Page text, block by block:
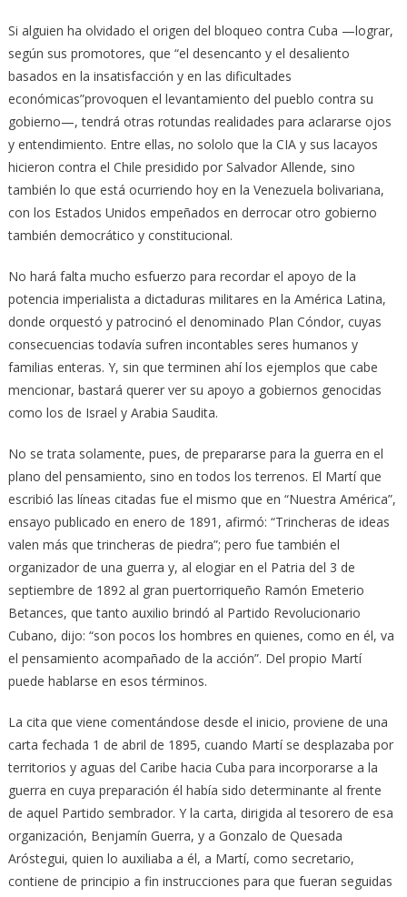
Si alguien ha olvidado el origen del bloqueo contra Cuba —lograr,
según sus promotores, que “el desencanto y el desaliento
basados en la insatisfacción y en las dificultades
económicas”provoquen el levantamiento del pueblo contra su
gobierno—, tendrá otras rotundas realidades para aclararse ojos
y entendimiento. Entre ellas, no sololo que la CIA y sus lacayos
hicieron contra el Chile presidido por Salvador Allende, sino
también lo que está ocurriendo hoy en la Venezuela bolivariana,
con los Estados Unidos empeñados en derrocar otro gobierno
también democrático y constitucional.
No hará falta mucho esfuerzo para recordar el apoyo de la
potencia imperialista a dictaduras militares en la América Latina,
donde orquestó y patrocinó el denominado Plan Cóndor, cuyas
consecuencias todavía sufren incontables seres humanos y
familias enteras. Y, sin que terminen ahí los ejemplos que cabe
mencionar, bastará querer ver su apoyo a gobiernos genocidas
como los de Israel y Arabia Saudita.
No se trata solamente, pues, de prepararse para la guerra en el
plano del pensamiento, sino en todos los terrenos. El Martí que
escribió las líneas citadas fue el mismo que en “Nuestra América”,
ensayo publicado en enero de 1891, afirmó: “Trincheras de ideas
valen más que trincheras de piedra”; pero fue también el
organizador de una guerra y, al elogiar en el Patria del 3 de
septiembre de 1892 al gran puertorriqueño Ramón Emeterio
Betances, que tanto auxilio brindó al Partido Revolucionario
Cubano, dijo: “son pocos los hombres en quienes, como en él, va
el pensamiento acompañado de la acción”. Del propio Martí
puede hablarse en esos términos.
La cita que viene comentándose desde el inicio, proviene de una
carta fechada 1 de abril de 1895, cuando Martí se desplazaba por
territorios y aguas del Caribe hacia Cuba para incorporarse a la
guerra en cuya preparación él había sido determinante al frente
de aquel Partido sembrador. Y la carta, dirigida al tesorero de esa
organización, Benjamín Guerra, y a Gonzalo de Quesada
Aróstegui, quien lo auxiliaba a él, a Martí, como secretario,
contiene de principio a fin instrucciones para que fueran seguidas